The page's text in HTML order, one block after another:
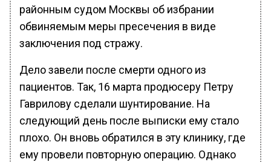
районным судом Москвы об избрании
обвиняемым меры пресечения в виде
заключения под стражу.
Дело завели после смерти одного из
пациентов. Так, 16 марта продюсеру Петру
Гаврилову сделали шунтирование. На
следующий день после выписки ему стало
плохо. Он вновь обратился в эту клинику, где
ему провели повторную операцию. Однако